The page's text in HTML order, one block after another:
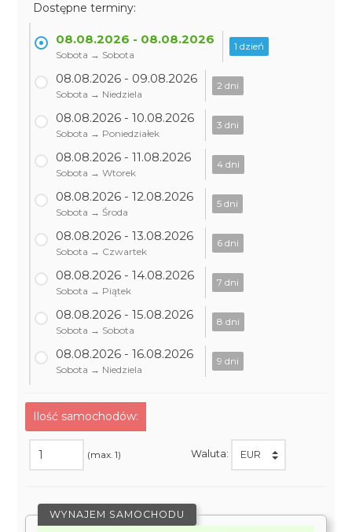
Dostępne terminy:
08.08.2026 - 08.08.2026
Sobota → Sobota
1 dzień
08.08.2026 - 09.08.2026
Sobota → Niedziela
2 dni
08.08.2026 - 10.08.2026
Sobota → Poniedziałek
3 dni
08.08.2026 - 11.08.2026
Sobota → Wtorek
4 dni
08.08.2026 - 12.08.2026
Sobota → Środa
5 dni
08.08.2026 - 13.08.2026
Sobota → Czwartek
6 dni
08.08.2026 - 14.08.2026
Sobota → Piątek
7 dni
08.08.2026 - 15.08.2026
Sobota → Sobota
8 dni
08.08.2026 - 16.08.2026
Sobota → Niedziela
9 dni
Ilość samochodów:
(max. 1) Waluta:
WYNAJEM SAMOCHODU